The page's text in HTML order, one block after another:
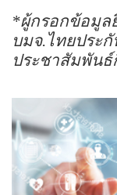
*ผู้กรอกข้อมูล
บมจ.ไทยประ
ประชาสัมพันธ์